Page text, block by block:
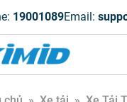
19001089Email: